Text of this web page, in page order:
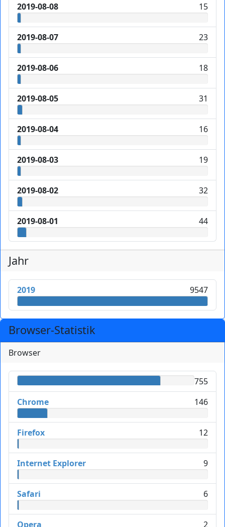
2019-08-08 15
2019-08-07 23
2019-08-06 18
2019-08-05 31
2019-08-04 16
2019-08-03 19
2019-08-02 32
2019-08-01 44
Jahr
2019 9547
Browser-Statistik
Browser
755
Chrome
146
Firefox 12
Internet Explorer 9
Safari 6
Opera 2